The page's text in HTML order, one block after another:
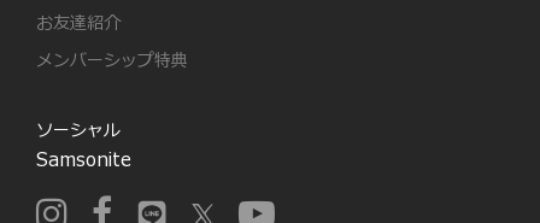
お友達紹介
メンバーシップ特典
ソーシャル
Samsonite